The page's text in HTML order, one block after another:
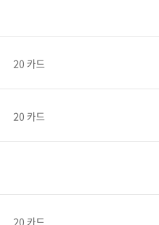
20 카드
20 카드
20 카드